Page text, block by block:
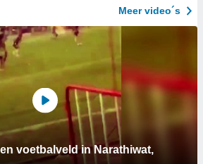
Meer video´s
voetbalveld in Narathiwat,